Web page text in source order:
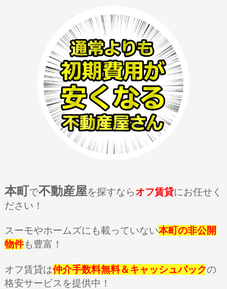
本町で不動産屋を探すならオフ賃貸にお任せく
ださい！
スーモやホームズにも載っていない本町の非公開
物件も豊富！
オフ賃貸は仲介手数料無料＆キャッシュバックの
格安サービスを提供中！